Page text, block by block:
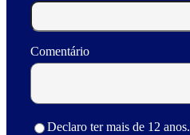
Comentário
Declaro ter mais de 12 anos.